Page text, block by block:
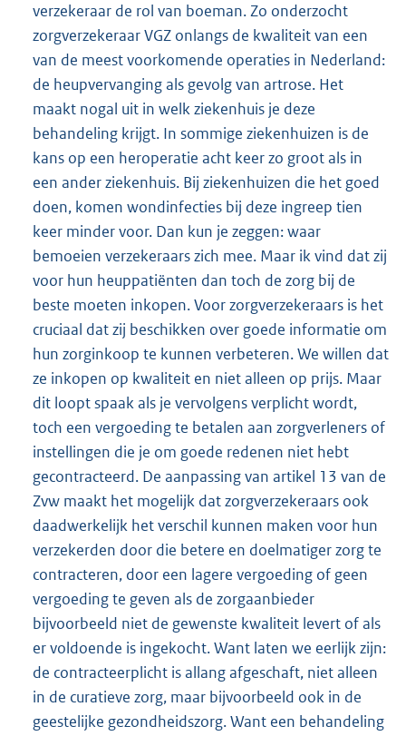
verzekeraar de rol van boeman. Zo onderzocht
zorgverzekeraar VGZ onlangs de kwaliteit van een
van de meest voorkomende operaties in Nederland:
de heupvervanging als gevolg van artrose. Het
maakt nogal uit in welk ziekenhuis je deze
behandeling krijgt. In sommige ziekenhuizen is de
kans op een heroperatie acht keer zo groot als in
een ander ziekenhuis. Bij ziekenhuizen die het goed
doen, komen wondinfecties bij deze ingreep tien
keer minder voor. Dan kun je zeggen: waar
bemoeien verzekeraars zich mee. Maar ik vind dat zij
voor hun heuppatiënten dan toch de zorg bij de
beste moeten inkopen. Voor zorgverzekeraars is het
cruciaal dat zij beschikken over goede informatie om
hun zorginkoop te kunnen verbeteren. We willen dat
ze inkopen op kwaliteit en niet alleen op prijs. Maar
dit loopt spaak als je vervolgens verplicht wordt,
toch een vergoeding te betalen aan zorgverleners of
instellingen die je om goede redenen niet hebt
gecontracteerd. De aanpassing van artikel 13 van de
Zvw maakt het mogelijk dat zorgverzekeraars ook
daadwerkelijk het verschil kunnen maken voor hun
verzekerden door die betere en doelmatiger zorg te
contracteren, door een lagere vergoeding of geen
vergoeding te geven als de zorgaanbieder
bijvoorbeeld niet de gewenste kwaliteit levert of als
er voldoende is ingekocht. Want laten we eerlijk zijn:
de contracteerplicht is allang afgeschaft, niet alleen
in de curatieve zorg, maar bijvoorbeeld ook in de
geestelijke gezondheidszorg. Want een behandeling